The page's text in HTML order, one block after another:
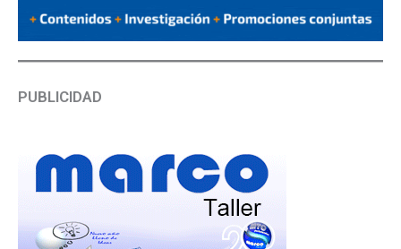
PUBLICIDAD